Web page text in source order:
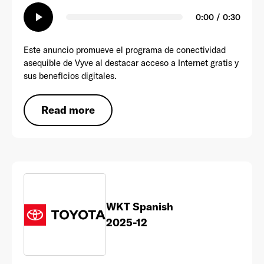
ADVERTISEMENT
play_arrow 0:00 / 0:30
Este anuncio promueve el programa de conectividad
asequible de Vyve al destacar acceso a Internet gratis y
sus beneficios digitales.
Read more
0:00
WKT Spanish
2025-12
play_circle
play_circle
0:00